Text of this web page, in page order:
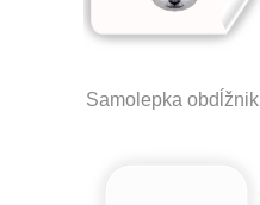
Samolepka obdĺžnik